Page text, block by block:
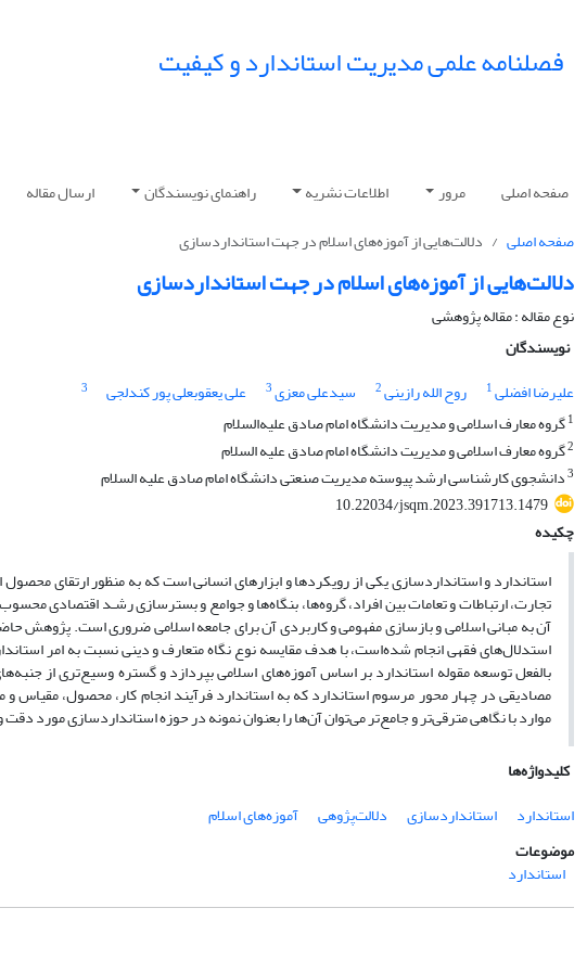
فصلنامه علمی مدیریت استاندارد و کیفیت
صفحه اصلی مرور اطلاعات نشریه راهنمای نویسندگان ارسال مقاله
صفحه اصلی
دلالت‌هایی از آموزه‌های اسلام در جهت استانداردسازی
دلالت‌هایی از آموزه‌های اسلام در جهت استانداردسازی
نوع مقاله : مقاله پژوهشی
نویسندگان
علیرضا افضلی1 روح الله رازینی2 سیدعلی معزی3 علی یعقوبعلی پور کندلجی
3
1گروه معارف اسلامی و مدیریت دانشگاه امام صادق علیه‌‌السلام
2گروه معارف اسلامی و مدیریت دانشگاه امام صادق علیه السلام
3دانشجوی کارشناسی ارشد پیوسته مدیریت صنعتی دانشگاه امام صادق علیه السلام
10.22034/jsqm.2023.391713.1479
چکیده
استاندارد و استانداردسازی یکی از رویکردها و ابزارهای انسانی است که به منظور ارتقای
تجارت، ارتباطات و تعامات بین افراد، گروه‌ها، بنگاه‌ها و جوامع و بسترسازی رشـد اقتصادی
آن به مبانی اسلامی و بازسازی مفهومی و کاربردی آن برای جامعه اسلامی ضروری است. پژوهش
استدلال‌های فقهی انجام شده‌است، با هدف مقایسه نوع نگاه متعارف و دینی نسبت به امر
بالفعل توسعه مقوله استاندارد بر اساس آموزه‌های اسلامی بپردازد و گستره وسیع‌تری از
مصادیقی در چهار محور مرسوم استاندارد که به استاندارد فرآیند انجام کار، محصول،
موارد با نگاهی مترقی‌تر و جامع‌تر می‌توان آن‌ها را بعنوان نمونه در حوزه استانداردسازی مورد
کلیدواژه‌ها
استاندارد
استانداردسازی دلالت‌پژوهی
آموزه‌های اسلام
موضوعات
استاندارد